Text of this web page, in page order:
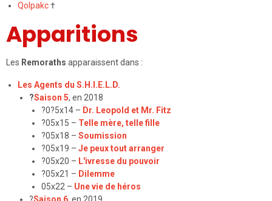
Qolpakc†
Apparitions
Les Remoraths apparaissent dans :
Les Agents du S.H.I.E.L.D.
?Saison 5, en 2018
?0?5x14 – Dr. Leopold et Mr. Fitz
?05x15 – Telle mère, telle fille
?05x18 – Soumission
?05x19 – Je peux tout arranger
?05x20 – L'ivresse du pouvoir
?05x21 – Dilemme
05x22 – Une vie de héros